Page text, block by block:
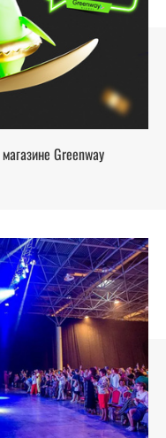
Greenway